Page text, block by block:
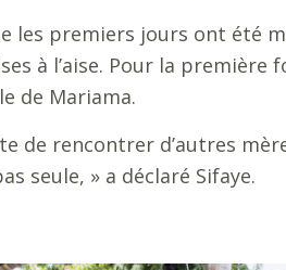
les premiers jours ont été
à l’aise. Pour la
de Mariama.
de rencontrer d’autres
seule, » a déclaré Sifaye.